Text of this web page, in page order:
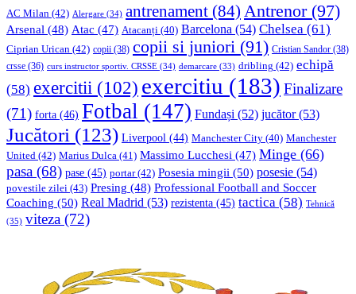
AC Milan (42) Alergare (34) antrenament (84) Antrenor(97)
Arsenal (48) Atac (47) Atacanți (40) Barcelona (54) Chelsea (61)
Ciprian Urican (42) copii (38) copii si juniori (91) Cristian Sandor (38)
crsse (36) curs instructor sportiv. CRSSE (34) demarcare (33) dribling (42) echipă
(58) exercitii (102) exercitiu (183) Finalizare
(71) forta (46) Fotbal (147) Fundași (52) jucător(53)
Jucători (123) Liverpool (44) Manchester City (40) Manchester
United (42) Marius Dulca (41) Massimo Lucchesi (47) Minge (66)
pasa (68) pase (45) portar(42) Posesia mingii (50) posesie (54)
povestile zilei (43) Presing (48) Professional Football and Soccer
Coaching (50) Real Madrid (53) rezistenta (45) tactica (58) Tehnică
(35) viteza (72)